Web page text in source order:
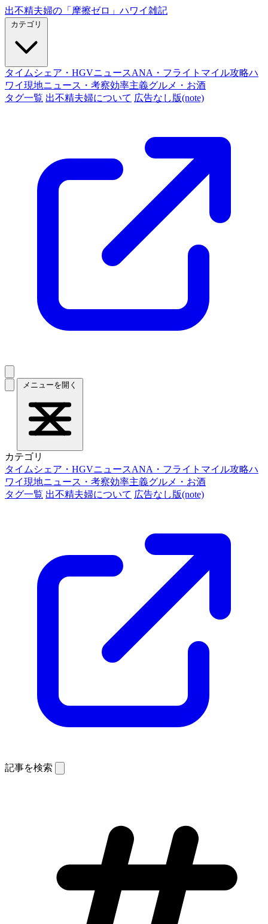
出不精夫婦の 「摩擦ゼロ」 ハワイ雑記
タイムシェア・HGVニュースANA・フライトマイル攻略ハ
ワイ現地ニュース・考察効率主義グルメ・お酒
タグ一覧 出不精夫婦について 広告なし版(note)
メニューを開く
カテゴリ
タイムシェア・HGVニュースANA・フライトマイル攻略ハ
ワイ現地ニュース・考察効率主義グルメ・お酒
タグ一覧 出不精夫婦について 広告なし版(note)
記事を検索